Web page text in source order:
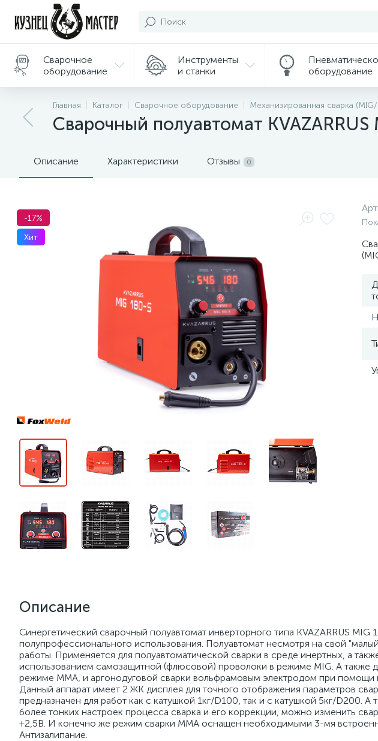
Сварочное
оборудование
Инструменты
и станки
оборудование
Подарки/
Сувениры
Главная Каталог Сварочное оборудование Механизированная сварка
Сварочный полуавтомат
Описание Характеристики Отзывы 0
-17%
Хит
Описание
Синергетический сварочный полуавтомат инверторного типа KVAZARRUS MIG
полупрофессионального использования. Полуавтомат несмотря на свой
работы. Применяется для полуавтоматической сварки в среде инертных, а
использованием самозащитной (флюсовой) проволоки в режиме MIG. А также
режиме ММА, и аргонодуговой сварки вольфрамовым электродом при помощи
Данный аппарат имеет 2 ЖК дисплея для точного отображения параметров
предназначен для работ как с катушкой 1кг/D100, так и с катушкой 5кг/D200. А
более тонких настроек процесса сварка и его коррекции, можно изменить
+2,5В. И конечно же режим сварки ММА оснащен необходимыми 3-мя
Антизалипание.